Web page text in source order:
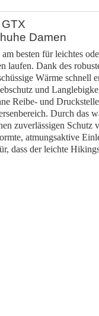
Damen
besten für leichtes
laufen. Dank des
Wärme schnell
und
Reibe- und
Durch das
zuverlässigen Schutz
atmungsaktive
dass der leichte